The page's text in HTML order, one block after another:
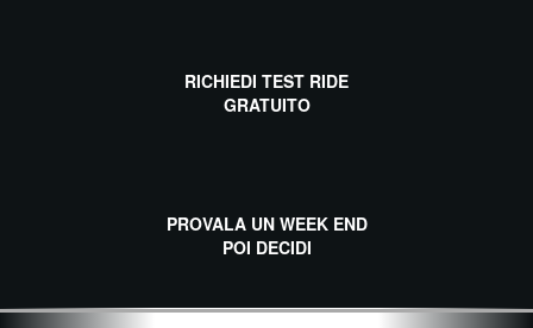
RICHIEDI TEST RIDE
GRATUITO
PROVALA UN WEEK END
POI DECIDI
balkanpharmacy